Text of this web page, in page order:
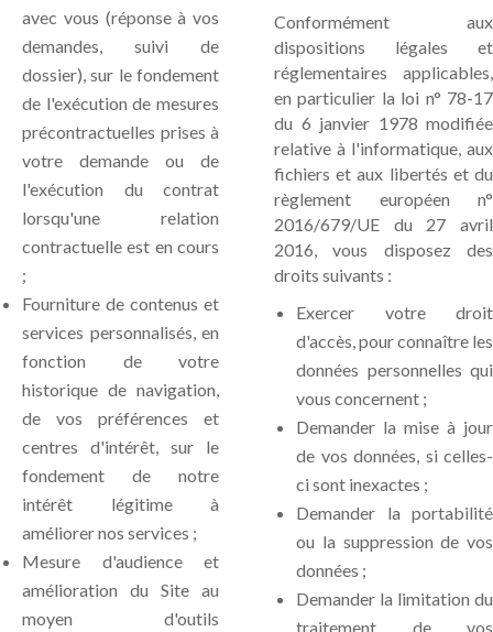
avec vous (réponse à vos
demandes, suivi de
dossier), sur le fondement
de l'exécution de mesures
précontractuelles prises à
votre demande ou de
l'exécution du contrat
lorsqu'une relation
contractuelle est en cours
;
Fourniture de contenus et
services personnalisés, en
fonction de votre
historique de navigation,
de vos préférences et
centres d'intérêt, sur le
fondement de notre
intérêt légitime à
améliorer nos services ;
Mesure d'audience et
amélioration du Site au
moyen d'outils
Conformément aux
dispositions légales et
réglementaires applicables,
en particulier la loi n° 78-17
du 6 janvier 1978 modifiée
relative à l'informatique, aux
fichiers et aux libertés et du
règlement européen n°
2016/679/UE du 27 avril
2016, vous disposez des
droits suivants :
Exercer votre droit
d'accès, pour connaître les
données personnelles qui
vous concernent ;
Demander la mise à jour
de vos données, si celles-
ci sont inexactes ;
Demander la portabilité
ou la suppression de vos
données ;
Demander la limitation du
traitement de vos